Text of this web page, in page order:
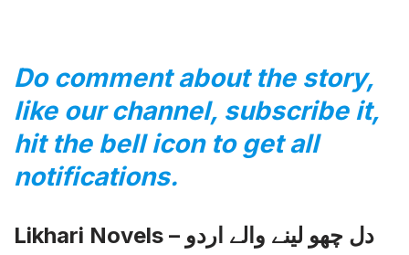
Do comment about the story,
like our channel, subscribe it,
hit the bell icon to get all
notifications.
Likhari Novels – دل چھو لینے والے اردو